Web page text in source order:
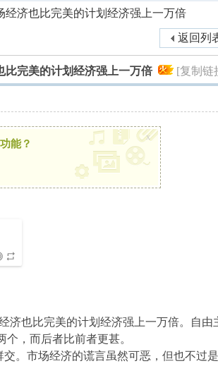
搜
索
经济也比完美的计划经济强上一万倍
返回列
比完美的计划经济强上一万倍 [复制链
能？
x
也比完美的计划经济强上一万倍。自由
，而后者比前者更甚。
市场经济的谎言虽然可恶，但也不过